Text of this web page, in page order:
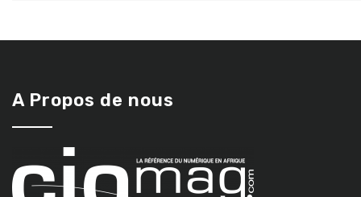
A Propos de nous